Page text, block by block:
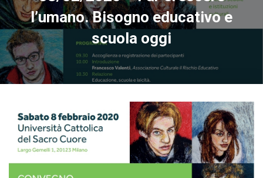
G
L
E
l’umano. Bisogno educativo e
scuola oggi